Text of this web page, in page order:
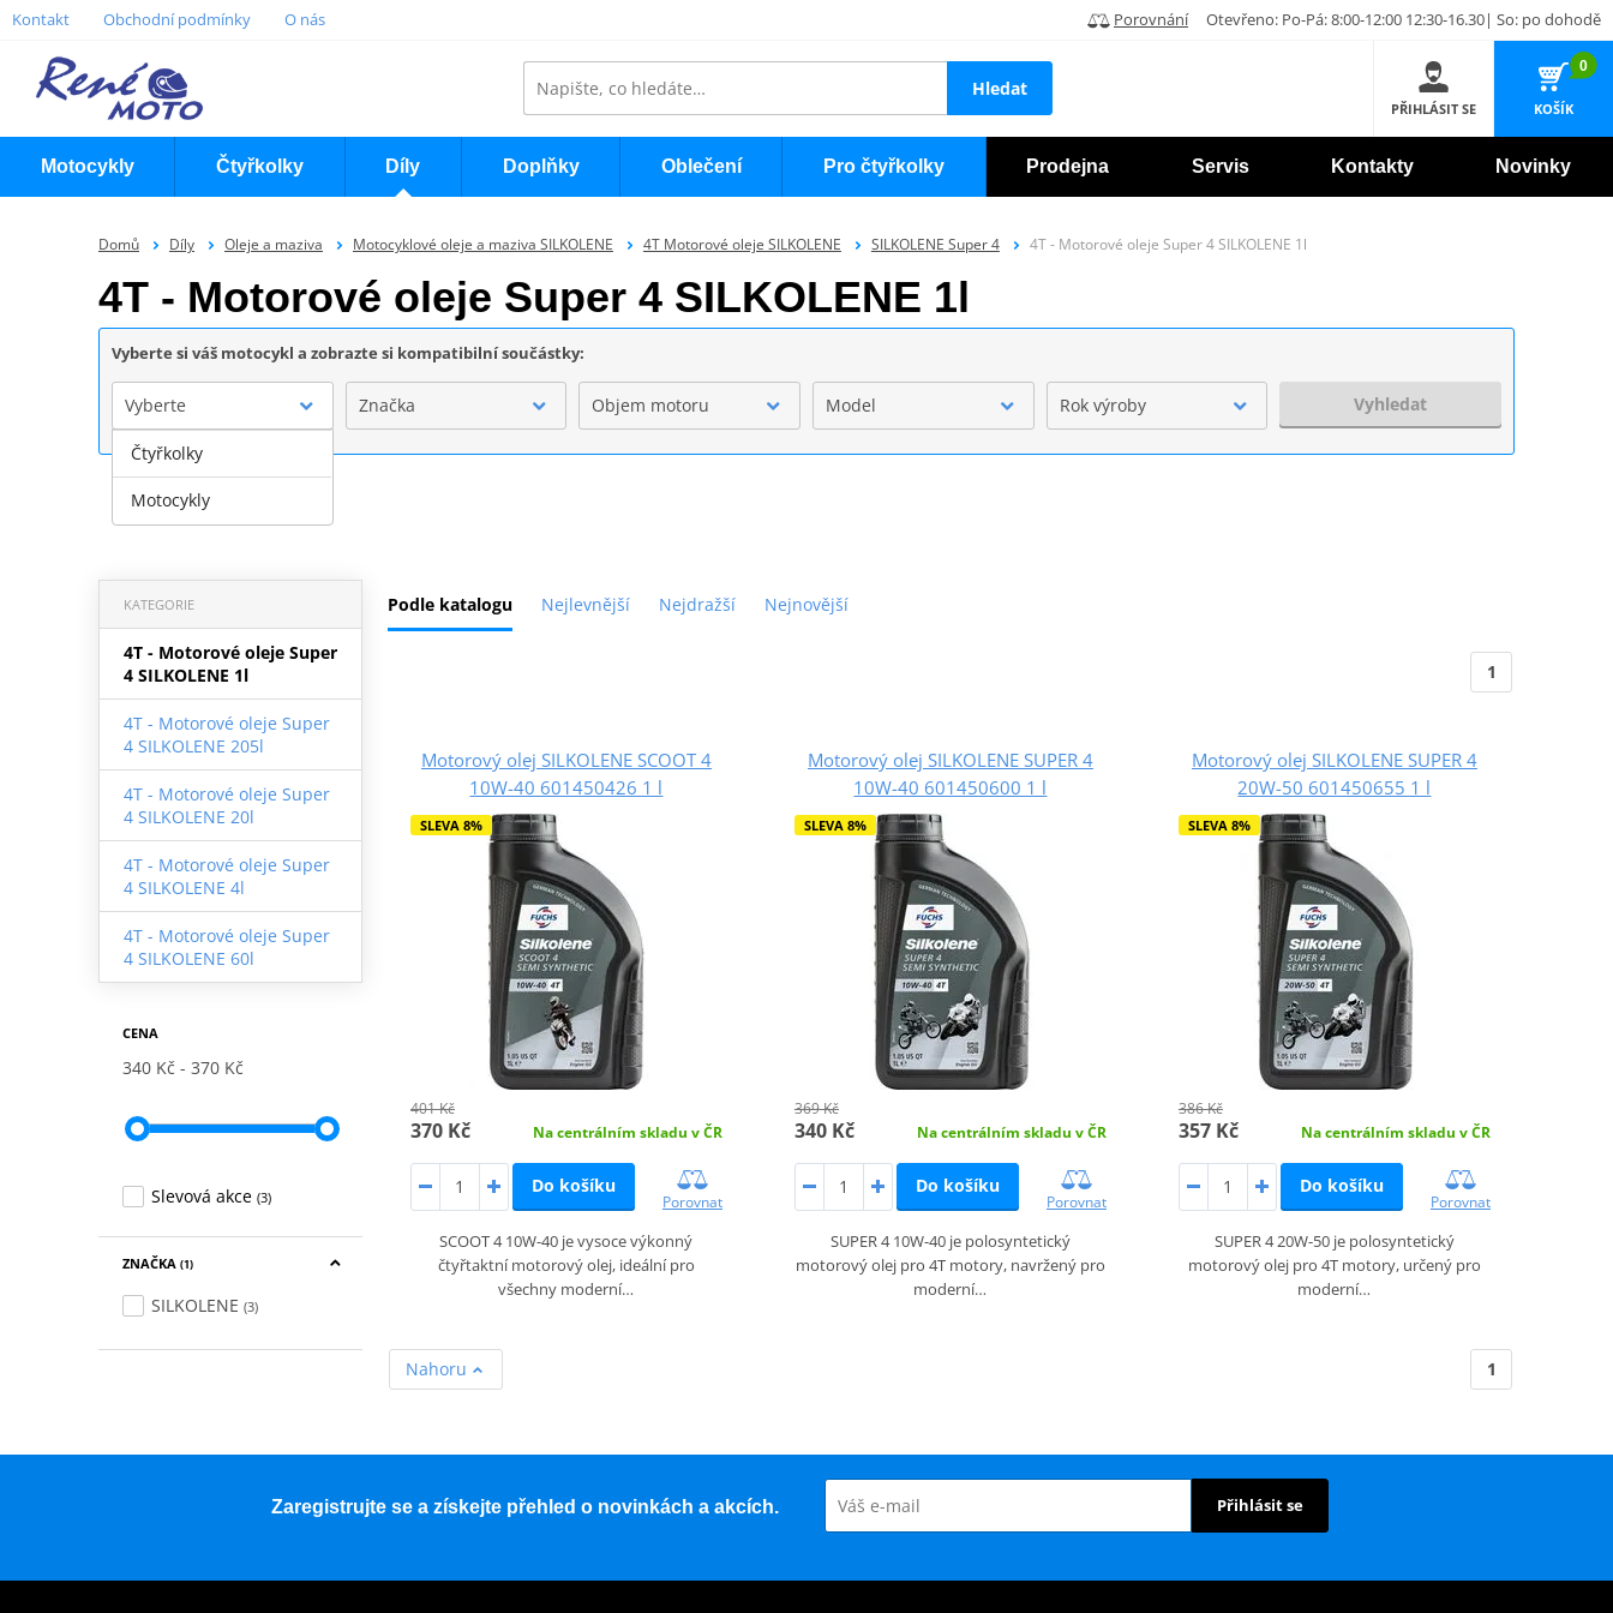
Kontakt Obchodní podmínky O nás Porovnání Otevřeno: Po-Pá: 8:00-12:00 12:30-16.30| So: po dohodě
Hledat
PŘIHLÁSIT SE
0
KOŠÍK
Motocykly Čtyřkolky Díly Doplňky Oblečení Pro čtyřkolky Prodejna Servis Kontakty Novinky
Domů Díly Oleje a maziva Motocyklové oleje a maziva SILKOLENE 4T Motorové oleje SILKOLENE SILKOLENE Super 4 4T - Motorové oleje Super 4 SILKOLENE 1l
4T - Motorové oleje Super 4 SILKOLENE 1l
Vyberte si váš motocykl a zobrazte si kompatibilní součástky:
Vyberte Značka Objem motoru Model Rok výroby Vyhledat
Podle katalogu Nejlevnější Nejdražší Nejnovější
KATEGORIE
4T - Motorové oleje Super
4 SILKOLENE 1l
4T - Motorové oleje Super
4 SILKOLENE 205l
4T - Motorové oleje Super
4 SILKOLENE 20l
4T - Motorové oleje Super
4 SILKOLENE 4l
4T - Motorové oleje Super
4 SILKOLENE 60l
CENA
340 Kč 370 Kč
Slevová akce (3)
ZNAČKA (1)
SILKOLENE (3)
1
Motorový olej SILKOLENE SCOOT 4
10W-40 601450426 1 l
SLEVA 8%
401 Kč
370 Kč Na centrálním skladu v ČR
Do košíku
Porovnat
SCOOT 4 10W-40 je vysoce výkonný
čtyřtaktní motorový olej, ideální pro
všechny moderní…
Motorový olej SILKOLENE SUPER 4
10W-40 601450600 1 l
SLEVA 8%
369 Kč
340 Kč Na centrálním skladu v ČR
Do košíku
Porovnat
SUPER 4 10W-40 je polosyntetický
motorový olej pro 4T motory, navržený pro
moderní…
Motorový olej SILKOLENE SUPER 4
20W-50 601450655 1 l
SLEVA 8%
386 Kč
357 Kč Na centrálním skladu v ČR
Do košíku
Porovnat
SUPER 4 20W-50 je polosyntetický
motorový olej pro 4T motory, určený pro
moderní…
1
Nahoru
Zaregistrujte se a získejte přehled o novinkách a akcích. Přihlásit se
Čtyřkolky
Motocykly